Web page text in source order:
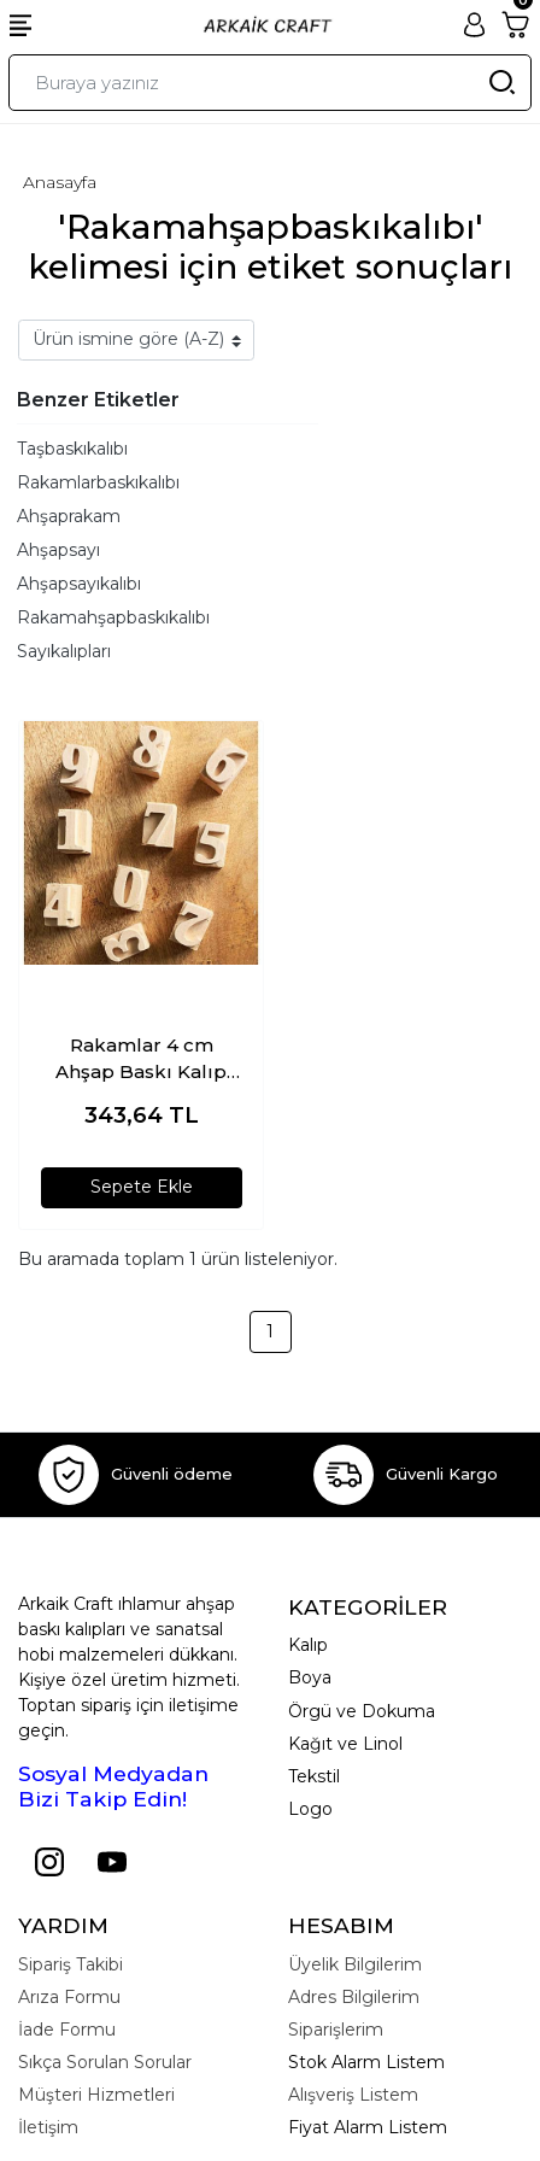
'Rakamahşapbaskıkalıbı'
kelimesi için etiket sonuçları
Anasayfa
Benzer Etiketler
Taşbaskıkalıbı
Rakamlarbaskıkalıbı
Ahşaprakam
Ahşapsayı
Ahşapsayıkalıbı
Rakamahşapbaskıkalıbı
Sayıkalıpları
Rakamlar 4 cm
Ahşap Baskı Kalıp
343,64 TL
Sepete Ekle
Bu aramada toplam 1 ürün listeleniyor.
1
Güvenli ödeme Güvenli Kargo
Arkaik Craft ıhlamur ahşap
baskı kalıpları ve sanatsal
hobi malzemeleri dükkanı.
Kişiye özel üretim hizmeti.
Toptan sipariş için iletişime
geçin.
Sosyal Medyadan
Bizi Takip Edin!
KATEGORİLER
Kalıp
Boya
Örgü ve Dokuma
Kağıt ve Linol
Tekstil
Logo
YARDIM
Sipariş Takibi
Arıza Formu
İade Formu
Sıkça Sorulan Sorular
Müşteri Hizmetleri
İletişim
HESABIM
Üyelik Bilgilerim
Adres Bilgilerim
Siparişlerim
Stok Alarm Listem
Alışveriş Listem
Fiyat Alarm Listem